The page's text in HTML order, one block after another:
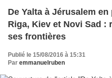
De Yalta à Jérusalem
Riga, Kiev et Novi Sad :
ses frontières
Publié le 15/08/2016 à 15:31
Par emmanuelruben